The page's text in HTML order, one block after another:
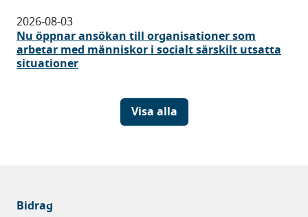
2026-08-03
Nu öppnar ansökan till organisationer som
arbetar med människor i socialt särskilt utsatta
situationer
Visa alla
Bidrag